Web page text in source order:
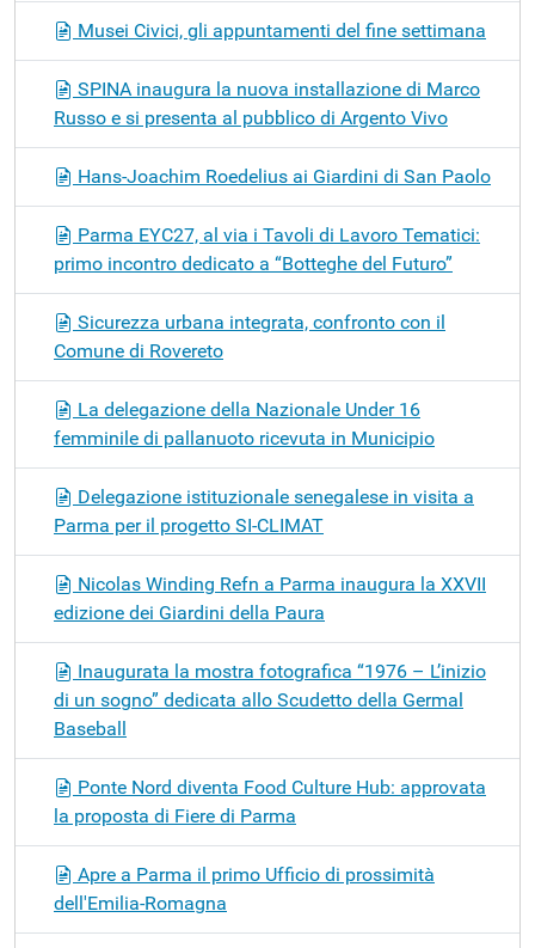
Musei Civici, gli appuntamenti del fine settimana
SPINA inaugura la nuova installazione di Marco
Russo e si presenta al pubblico di Argento Vivo
Hans-Joachim Roedelius ai Giardini di San Paolo
Parma EYC27, al via i Tavoli di Lavoro Tematici:
primo incontro dedicato a “Botteghe del Futuro”
Sicurezza urbana integrata, confronto con il
Comune di Rovereto
La delegazione della Nazionale Under 16
femminile di pallanuoto ricevuta in Municipio
Delegazione istituzionale senegalese in visita a
Parma per il progetto SI-CLIMAT
Nicolas Winding Refn a Parma inaugura la XXVII
edizione dei Giardini della Paura
Inaugurata la mostra fotografica “1976 – L’inizio
di un sogno” dedicata allo Scudetto della Germal
Baseball
Ponte Nord diventa Food Culture Hub: approvata
la proposta di Fiere di Parma
Apre a Parma il primo Ufficio di prossimità
dell'Emilia-Romagna